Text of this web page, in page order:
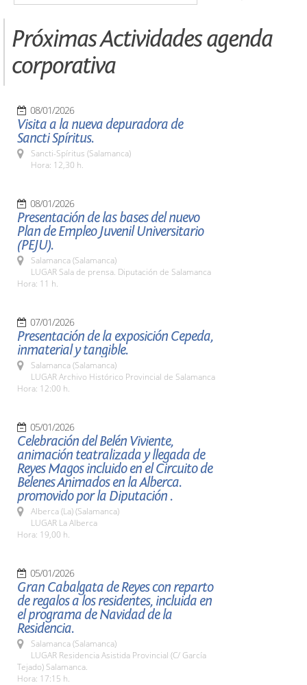
Próximas Actividades agenda
corporativa
08/01/2026
Visita a la nueva depuradora de
Sancti Spíritus.
Sancti-Spíritus (Salamanca)
Hora: 12,30 h.
08/01/2026
Presentación de las bases del nuevo
Plan de Empleo Juvenil Universitario
(PEJU).
Salamanca (Salamanca)
LUGAR Sala de prensa. Diputación de Salamanca
Hora: 11 h.
07/01/2026
Presentación de la exposición Cepeda,
inmaterial y tangible.
Salamanca (Salamanca)
LUGAR Archivo Histórico Provincial de Salamanca
Hora: 12:00 h.
05/01/2026
Celebración del Belén Viviente,
animación teatralizada y llegada de
Reyes Magos incluido en el Circuito de
Belenes Animados en la Alberca.
promovido por la Diputación .
Alberca (La) (Salamanca)
LUGAR La Alberca
Hora: 19,00 h.
05/01/2026
Gran Cabalgata de Reyes con reparto
de regalos a los residentes, incluida en
el programa de Navidad de la
Residencia.
Salamanca (Salamanca)
LUGAR Residencia Asistida Provincial (C/ García
Tejado) Salamanca.
Hora: 17:15 h.